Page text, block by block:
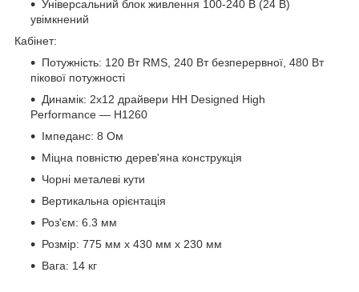
Універсальний блок живлення 100-240 В (24 В)
увімкнений
Кабінет:
Потужність: 120 Вт RMS, 240 Вт безперервної, 480 Вт
пікової потужності
Динамік: 2x12 драйвери HH Designed High
Performance — H1260
Імпеданс: 8 Ом
Міцна повністю дерев'яна конструкція
Чорні металеві кути
Вертикальна орієнтація
Роз'єм: 6.3 мм
Розмір: 775 мм x 430 мм x 230 мм
Вага: 14 кг